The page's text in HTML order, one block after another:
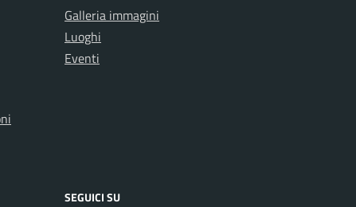
Galleria immagini
Luoghi
Eventi
SEGUICI SU